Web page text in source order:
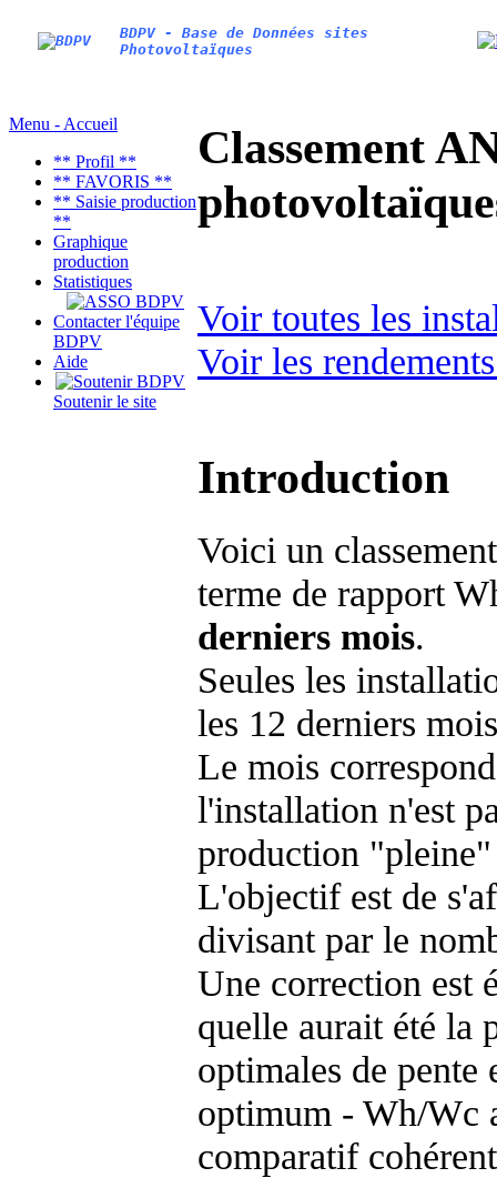
BDPV - Base de Données sites
Photovoltaïques
Menu - Accueil
** Profil **
** FAVORIS **
** Saisie production
**
Graphique
production
Statistiques
Contacter l'équipe
BDPV
Aide
Soutenir le site
Classement
Voir toutes les
Voir les
Introduction
Voici un
terme de rapport
derniers mois.
Seules les
les 12 derniers
Le mois
l'installation n'est
production "pleine"
L'objectif est de
divisant par le
Une correction est
quelle aurait été la
optimales de
optimum - Wh/Wc
comparatif